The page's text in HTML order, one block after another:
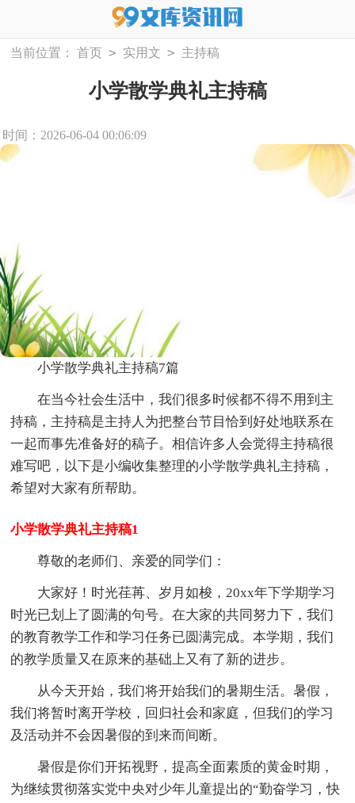
当前位置： 首页 > 实用文 > 主持稿
小学散学典礼主持稿
时间：2026-06-04 00:06:09
小学散学典礼主持稿7篇
在当今社会生活中，我们很多时候都不得不用到主
持稿，主持稿是主持人为把整台节目恰到好处地联系在
一起而事先准备好的稿子。相信许多人会觉得主持稿很
难写吧，以下是小编收集整理的小学散学典礼主持稿，
希望对大家有所帮助。
小学散学典礼主持稿1
尊敬的老师们、亲爱的同学们：
大家好！时光荏苒、岁月如梭，20xx年下学期学习
时光已划上了圆满的句号。在大家的共同努力下，我们
的教育教学工作和学习任务已圆满完成。本学期，我们
的教学质量又在原来的基础上又有了新的进步。
从今天开始，我们将开始我们的暑期生活。暑假，
我们将暂时离开学校，回归社会和家庭，但我们的学习
及活动并不会因暑假的到来而间断。
暑假是你们开拓视野，提高全面素质的黄金时期，
为继续贯彻落实党中央对少年儿童提出的“勤奋学习，快